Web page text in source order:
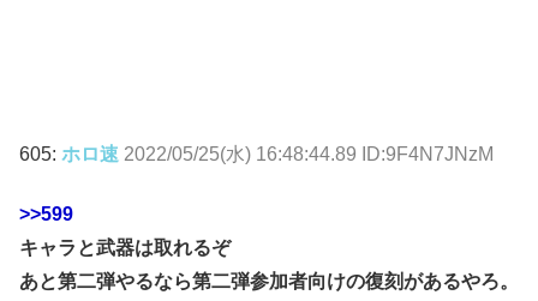
605: ホロ速 2022/05/25(水) 16:48:44.89 ID:9F4N7JNzM
>>599
キャラと武器は取れるぞ
あと第二弾やるなら第二弾参加者向けの復刻があるやろ。